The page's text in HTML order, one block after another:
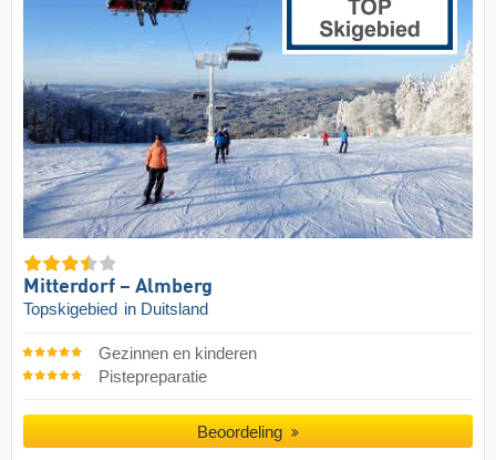
Mitterdorf – Almberg
Topskigebied in Duitsland
Gezinnen en kinderen
Pistepreparatie
Beoordeling